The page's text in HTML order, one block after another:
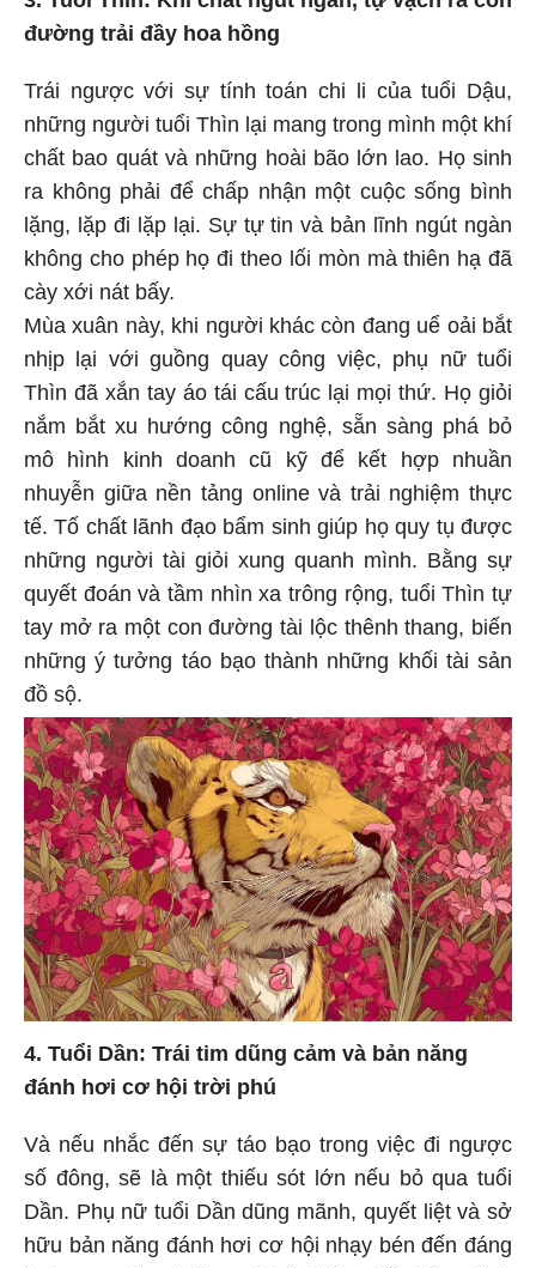
đường trải đầy hoa hồng
Trái ngược với sự tính toán chi li của tuổi Dậu,
những người tuổi Thìn lại mang trong mình một khí
chất bao quát và những hoài bão lớn lao. Họ sinh
ra không phải để chấp nhận một cuộc sống bình
lặng, lặp đi lặp lại. Sự tự tin và bản lĩnh ngút ngàn
không cho phép họ đi theo lối mòn mà thiên hạ đã
cày xới nát bấy.
Mùa xuân này, khi người khác còn đang uể oải bắt
nhịp lại với guồng quay công việc, phụ nữ tuổi
Thìn đã xắn tay áo tái cấu trúc lại mọi thứ. Họ giỏi
nắm bắt xu hướng công nghệ, sẵn sàng phá bỏ
mô hình kinh doanh cũ kỹ để kết hợp nhuần
nhuyễn giữa nền tảng online và trải nghiệm thực
tế. Tố chất lãnh đạo bẩm sinh giúp họ quy tụ được
những người tài giỏi xung quanh mình. Bằng sự
quyết đoán và tầm nhìn xa trông rộng, tuổi Thìn tự
tay mở ra một con đường tài lộc thênh thang, biến
những ý tưởng táo bạo thành những khối tài sản
đồ sộ.
4. Tuổi Dần: Trái tim dũng cảm và bản năng
đánh hơi cơ hội trời phú
Và nếu nhắc đến sự táo bạo trong việc đi ngược
số đông, sẽ là một thiếu sót lớn nếu bỏ qua tuổi
Dần. Phụ nữ tuổi Dần dũng mãnh, quyết liệt và sở
hữu bản năng đánh hơi cơ hội nhạy bén đến đáng